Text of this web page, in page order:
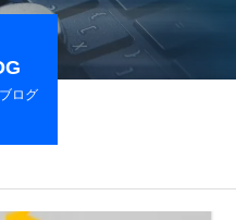
ログ